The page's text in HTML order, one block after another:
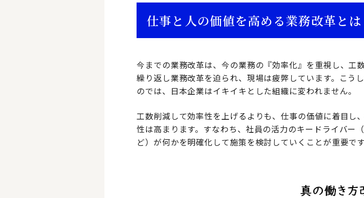
仕事と人の価値を高める業務改革とは
今までの業務改革は、今の業務の『効率化』を重視し、工
繰り返し業務改革を迫られ、現場は疲弊しています。こう
のでは、日本企業はイキイキとした組織に変われません。
工数削減して効率性を上げるよりも、仕事の価値に着目し
性は高まります。すなわち、社員の活力のキードライバー
ど）が何かを明確化して施策を検討していくことが重要です